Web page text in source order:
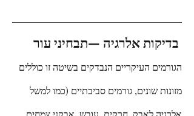
בדיקות אלרגיה —תבחיני עור
הגורמים העיקריים הנבדקים בשיטה זו כוללים
מזונות שונים, גורמים סביבתיים (כמו למשל